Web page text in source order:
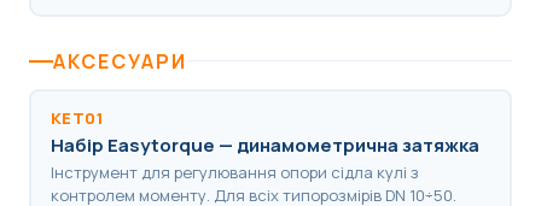
АКСЕСУАРИ
KET01
Набір Easytorque — динамометрична затяжка
Інструмент для регулювання опори сідла кулі з
контролем моменту. Для всіх типорозмірів DN 10÷50.